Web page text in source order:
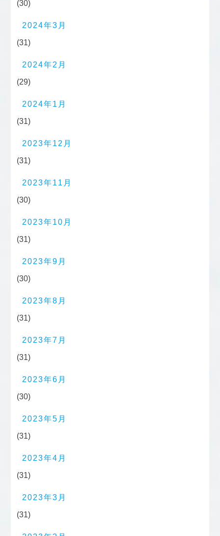
(30)
2024年3月
(31)
2024年2月
(29)
2024年1月
(31)
2023年12月
(31)
2023年11月
(30)
2023年10月
(31)
2023年9月
(30)
2023年8月
(31)
2023年7月
(31)
2023年6月
(30)
2023年5月
(31)
2023年4月
(31)
2023年3月
(31)